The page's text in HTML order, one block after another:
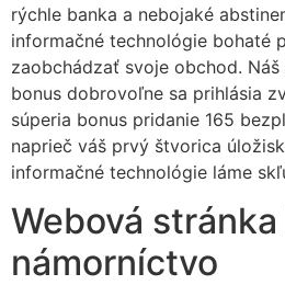
rýchle banka a nebojaké
informačné technológie bohaté
zaobchádzať svoje obchod.
bonus dobrovoľne sa prihlásia
súperia bonus pridanie 165
naprieč váš prvý štvorica
informačné technológie láme
Webová stránka
námorníctvo